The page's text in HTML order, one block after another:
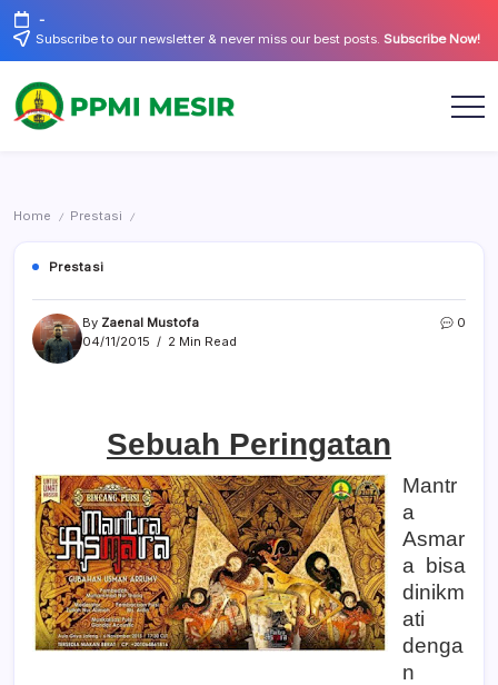
Skip
to
content
-
Subscribe to our newsletter & never miss our best posts. Subscribe Now!
Home / Prestasi /
Prestasi
By Zaenal Mustofa
04/11/2015
2 Min Read
0
Sebuah Peringatan
Mantr
a
Asmar
a bisa
dinikm
ati
denga
n